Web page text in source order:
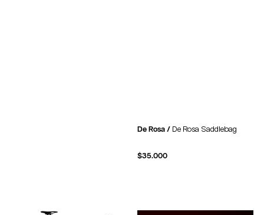
De Rosa / De Rosa Saddlebag
$35.000